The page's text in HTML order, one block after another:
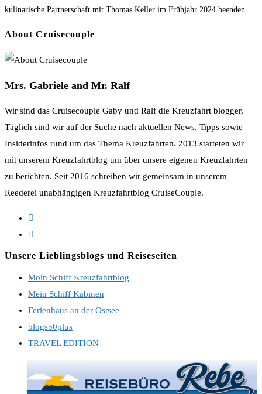
kulinarische Partnerschaft mit Thomas Keller im Frühjahr 2024 beenden.
About Cruisecouple
Mrs. Gabriele and Mr. Ralf
Wir sind das Cruisecouple Gaby und Ralf die Kreuzfahrt blogger,
Täglich sind wir auf der Suche nach aktuellen News, Tipps sowie
Insiderinfos rund um das Thema Kreuzfahrten. 2013 starteten wir
mit unserem Kreuzfahrtblog um über unsere eigenen Kreuzfahrten
zu berichten. Seit 2016 schreiben wir gemeinsam in unserem
Reederei unabhängigen Kreuzfahrtblog CruiseCouple.
tab
in
new
tab
Unsere Lieblingsblogs und Reiseseiten
Moin Schiff Kreuzfahrtblog
Mein Schiff Kabinen
Ferienhaus an der Ostsee
blogs50plus
TRAVEL EDITION